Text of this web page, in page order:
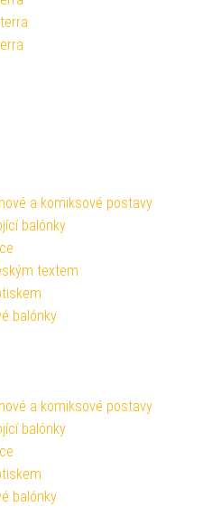
a komiksové postavy
balónky
textem
balónky
a komiksové postavy
balónky
balónky